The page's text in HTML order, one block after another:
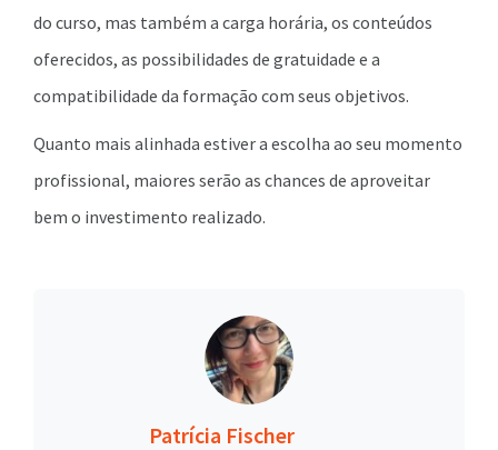
do curso, mas também a carga horária, os conteúdos
oferecidos, as possibilidades de gratuidade e a
compatibilidade da formação com seus objetivos.
Quanto mais alinhada estiver a escolha ao seu momento
profissional, maiores serão as chances de aproveitar
bem o investimento realizado.
Patrícia Fischer